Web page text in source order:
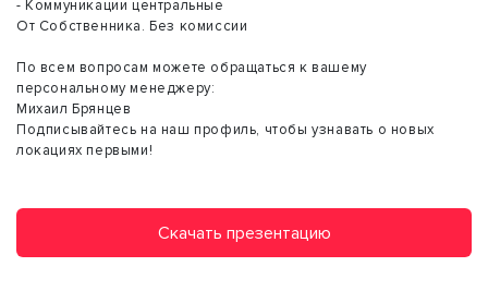
- Коммуникации центральные
От Собственника. Без комиссии
По всем вопросам можете обращаться к вашему
персональному менеджеру:
Михаил Брянцев
Подписывайтесь на наш профиль, чтобы узнавать о новых
локациях первыми!
Скачать презентацию